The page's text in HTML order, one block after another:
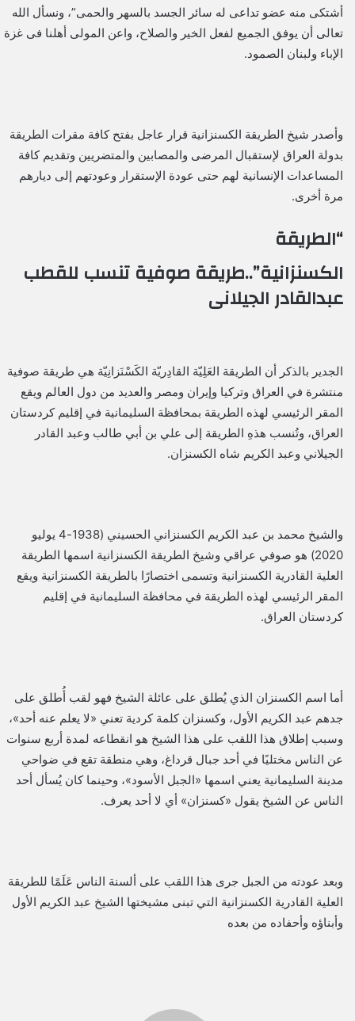
أشتكى منه عضو تداعى له سائر الجسد بالسهر والحمى”، ونسأل الله
تعالى أن يوفق الجميع لفعل الخير والصلاح، واعن المولى أهلنا فى غزة
الإباء ولبنان الصمود.
وأصدر شيخ الطريقة الكسنزانية قرار عاجل بفتح كافة مقرات الطريقة
بدولة العراق لإستقبال المرضى والمصابين والمتضريين وتقديم كافة
المساعدات الإنسانية لهم حتى عودة الإستقرار وعودتهم إلى ديارهم
مرة أخرى.
“الطريقة
الكسنزانية”..طريقة صوفية تنسب للقطب
عبدالقادر الجيلانى
الجدير بالذكر أن الطريقة العَلِيّة القادِريّة الكَسْنَزانِيّة هي طريقة صوفية
منتشرة في العراق وتركيا وإيران ومصر والعديد من دول العالم ويقع
المقر الرئيسي لهذه الطريقة بمحافظة السليمانية في إقليم كردستان
العراق، وتُنسب هذهِ الطريقة إلى علي بن أبي طالب وعبد القادر
الجيلاني وعبد الكريم شاه الكسنزان.
والشيخ محمد بن عبد الكريم الكسنزاني الحسيني (1938-4 يوليو
2020) هو صوفي عراقي وشيخ الطريقة الكسنزانية اسمها الطريقة
العلية القادرية الكسنزانية وتسمى اختصارًا بالطريقة الكسنزانية ويقع
المقر الرئيسي لهذه الطريقة في محافظة السليمانية في إقليم
كردستان العراق.
أما اسم الكسنزان الذي يُطلق على عائلة الشيخ فهو لقب أُطلق على
جدهم عبد الكريم الأول، وكسنزان كلمة كردية تعني «لا يعلم عنه أحد»،
وسبب إطلاق هذا اللقب على هذا الشيخ هو انقطاعه لمدة أربع سنوات
عن الناس مختليًا في أحد جبال قرداغ، وهي منطقة تقع في ضواحي
مدينة السليمانية يعني اسمها «الجبل الأسود»، وحينما كان يُسأل أحد
الناس عن الشيخ يقول «كسنزان» أي لا أحد يعرف.
وبعد عودته من الجبل جرى هذا اللقب على ألسنة الناس عَلَمًا للطريقة
العلية القادرية الكسنزانية التي تبنى مشيختها الشيخ عبد الكريم الأول
وأبناؤه وأحفاده من بعده